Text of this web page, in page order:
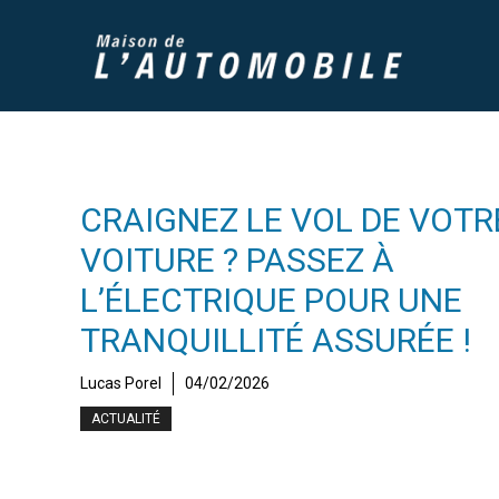
CRAIGNEZ LE VOL DE
VOITURE ? PASSEZ À
L’ÉLECTRIQUE POUR UNE
TRANQUILLITÉ ASSURÉE !
Lucas Porel 04/02/2026
ACTUALITÉ